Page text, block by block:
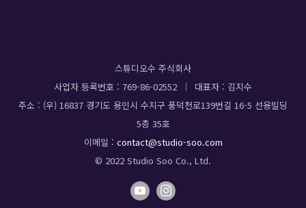
스튜디오수 주식회사
사업자 등록번호 : 769-86-02552
대표자 : 김지수
주소 : (우) 16837 경기도 용인시 수지구 풍덕천로139번길 16-5 선용빌딩
5층 35호
이메일 : contact@studio-soo.com
© 2022 Studio Soo Co., Ltd.